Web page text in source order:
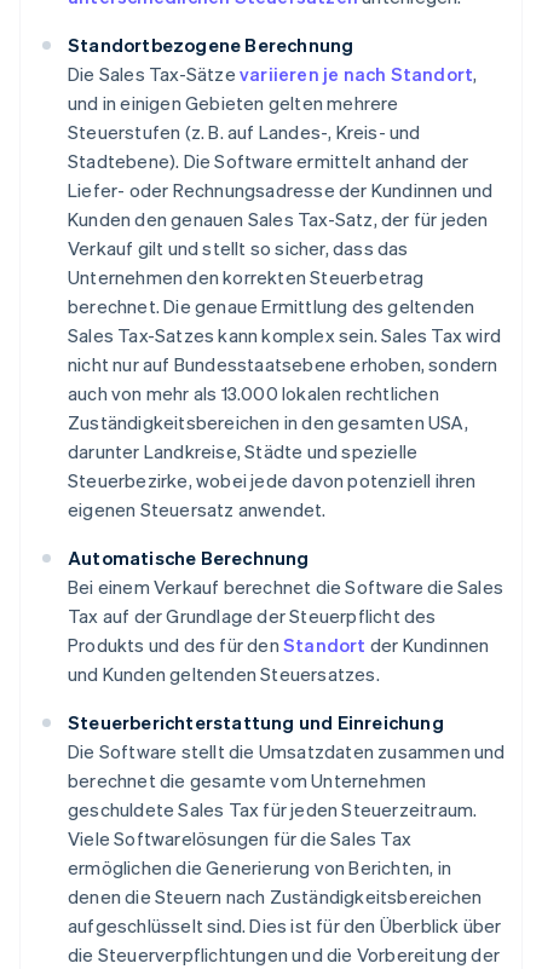
Standortbezogene Berechnung
Die Sales Tax-Sätze variieren je nach Standort,
und in einigen Gebieten gelten mehrere
Steuerstufen (z. B. auf Landes-, Kreis- und
Stadtebene). Die Software ermittelt anhand der
Liefer- oder Rechnungsadresse der Kundinnen und
Kunden den genauen Sales Tax-Satz, der für jeden
Verkauf gilt und stellt so sicher, dass das
Unternehmen den korrekten Steuerbetrag
berechnet. Die genaue Ermittlung des geltenden
Sales Tax-Satzes kann komplex sein. Sales Tax wird
nicht nur auf Bundesstaatsebene erhoben, sondern
auch von mehr als 13.000 lokalen rechtlichen
Zuständigkeitsbereichen in den gesamten USA,
darunter Landkreise, Städte und spezielle
Steuerbezirke, wobei jede davon potenziell ihren
eigenen Steuersatz anwendet.
Automatische Berechnung
Bei einem Verkauf berechnet die Software die Sales
Tax auf der Grundlage der Steuerpflicht des
Produkts und des für den Standort der Kundinnen
und Kunden geltenden Steuersatzes.
Steuerberichterstattung und Einreichung
Die Software stellt die Umsatzdaten zusammen und
berechnet die gesamte vom Unternehmen
geschuldete Sales Tax für jeden Steuerzeitraum.
Viele Softwarelösungen für die Sales Tax
ermöglichen die Generierung von Berichten, in
denen die Steuern nach Zuständigkeitsbereichen
aufgeschlüsselt sind. Dies ist für den Überblick über
die Steuerverpflichtungen und die Vorbereitung der